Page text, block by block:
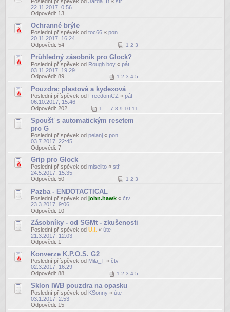
22.11.2017, 0:56
Odpovědi: 13
Ochranné brýle
Poslední příspěvek od toc66 « pon
20.11.2017, 16:24
Odpovědi: 54 1 2 3
Průhledný zásobník pro Glock?
Poslední příspěvek od Rough boy « pát
03.11.2017, 19:29
Odpovědi: 89 1 2 3 4 5
Pouzdra: plastová a kydexová
Poslední příspěvek od FreedomCZ « pát
06.10.2017, 15:46
Odpovědi: 202 1 7 8 9 10 11
Spoušť s automatickým resetem
pro G
Poslední příspěvek od pelanj « pon
03.7.2017, 22:45
Odpovědi: 7
Grip pro Glock
Poslední příspěvek od miselito « stř
24.5.2017, 15:35
Odpovědi: 50 1 2 3
Pazba - ENDOTACTICAL
Poslední příspěvek od john.hawk « čtv
23.3.2017, 9:06
Odpovědi: 10
Zásobníky - od SGMt - zkušenosti
Poslední příspěvek od U.I. « úte
21.3.2017, 12:03
Odpovědi: 1
Konverze K.P.O.S. G2
Poslední příspěvek od Mila_T « čtv
02.3.2017, 16:29
Odpovědi: 88 1 2 3 4 5
Sklon IWB pouzdra na opasku
Poslední příspěvek od KSonny « úte
03.1.2017, 2:53
Odpovědi: 15